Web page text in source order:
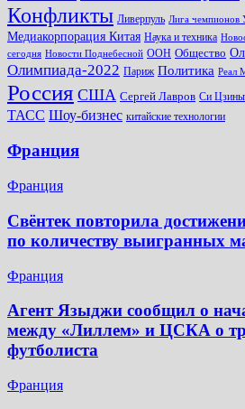
Конфликты Ливерпуль Лига
Медиакорпорация Китая Наука и техника
сегодня Новости Поднебесной ООН Общество
Олимпиада-2022 Париж Политика Реал
Россия США Сергей Лавров Си
ТАСС Шоу-бизнес китайские технологии
Франция
Франция
Свёнтек повторила
по количеству выигранных
Франция
Агент Языджи сообщил о
между «Лиллем» и ЦСКА о
футболиста
Франция